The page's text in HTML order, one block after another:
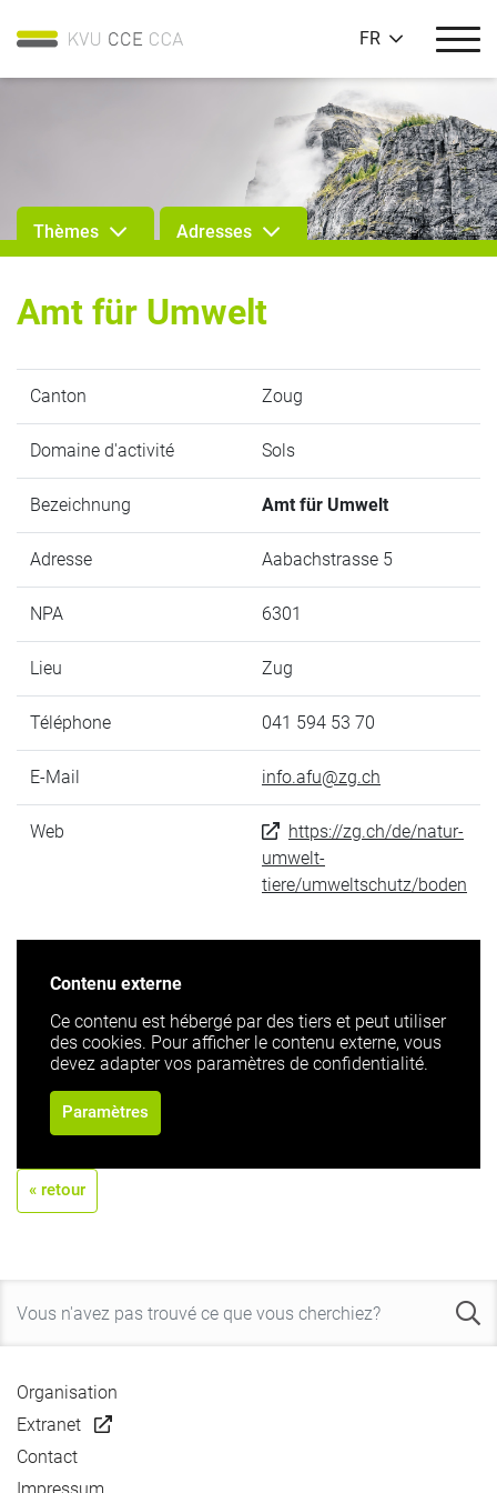
FR
Thèmes Adresses
Amt für Umwelt
Canton Zoug
Domaine d'activité Sols
Bezeichnung Amt für Umwelt
Adresse Aabachstrasse 5
NPA 6301
Lieu Zug
Téléphone 041 594 53 70
E-Mail info.afu@zg.ch
Web
https://zg.ch/de/natur-
umwelt-
tiere/umweltschutz/boden
Contenu externe
Ce contenu est hébergé par des tiers et peut utiliser
des cookies. Pour afficher le contenu externe, vous
devez adapter vos paramètres de confidentialité.
Paramètres
« retour
Organisation
Extranet
Contact